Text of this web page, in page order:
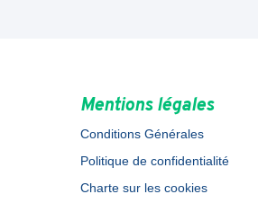
Mentions légales
Conditions Générales
Politique de confidentialité
Charte sur les cookies